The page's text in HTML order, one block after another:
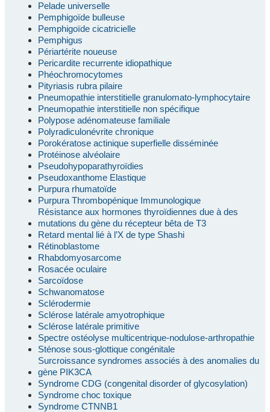
Pelade universelle
Pemphigoïde bulleuse
Pemphigoïde cicatricielle
Pemphigus
Périartérite noueuse
Pericardite recurrente idiopathique
Phéochromocytomes
Pityriasis rubra pilaire
Pneumopathie interstitielle granulomato-lymphocytaire
Pneumopathie interstitielle non spécifique
Polypose adénomateuse familiale
Polyradiculonévrite chronique
Porokératose actinique superfielle disséminée
Protéinose alvéolaire
Pseudohypoparathyroïdies
Pseudoxanthome Elastique
Purpura rhumatoïde
Purpura Thrombopénique Immunologique
Résistance aux hormones thyroïdiennes due à des
mutations du gène du récepteur bêta de T3
Retard mental lié à l’X de type Shashi
Rétinoblastome
Rhabdomyosarcome
Rosacée oculaire
Sarcoïdose
Schwanomatose
Sclérodermie
Sclérose latérale amyotrophique
Sclérose latérale primitive
Spectre ostéolyse multicentrique-nodulose-arthropathie
Sténose sous-glottique congénitale
Surcroissance syndromes associés à des anomalies du
gène PIK3CA
Syndrome CDG (congenital disorder of glycosylation)
Syndrome choc toxique
Syndrome CTNNB1